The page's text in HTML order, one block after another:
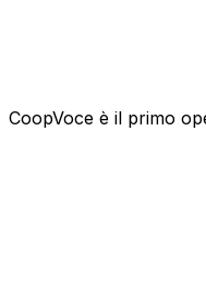
CoopVoce è il primo